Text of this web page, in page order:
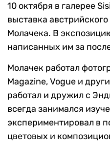
10 октября в галерее
выставка
Молачека. В
написанных им за
Молачек работал
Magazine, Vogue и
работал и дружил с
всегда занимался
экспериментировал в
цветовых и